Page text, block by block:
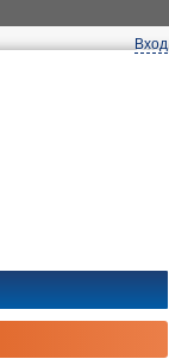
Вход